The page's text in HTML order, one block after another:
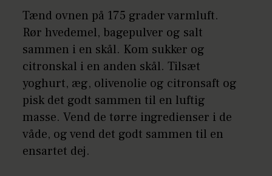
Tænd ovnen på 175 grader varmluft.
Rør hvedemel, bagepulver og salt
sammen i en skål. Kom sukker og
citronskal i en anden skål. Tilsæt
yoghurt, æg, olivenolie og citronsaft og
pisk det godt sammen til en luftig
masse. Vend de tørre ingredienser i de
våde, og vend det godt sammen til en
ensartet dej.